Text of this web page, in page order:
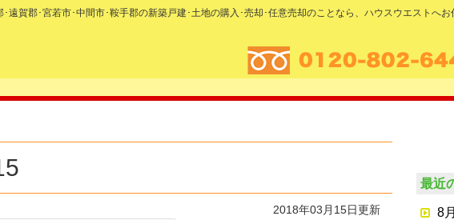
遠賀郡･宮若市･中間市･鞍手郡の新築戸建･土地の購入･売却･任意売却のことなら、ハウスウエストへお
2018年03月15日更新
最近
8